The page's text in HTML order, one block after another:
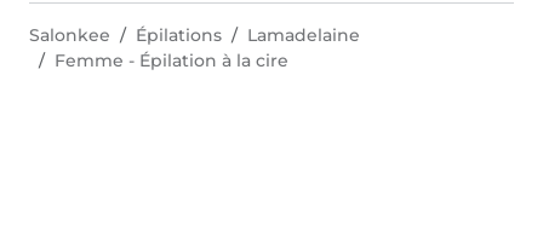
Salonkee Épilations
Lamadelaine
Femme - Épilation à la cire